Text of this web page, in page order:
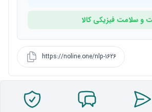
و سلامت فیزیکی کالا
https://noline.one/nlp-1626